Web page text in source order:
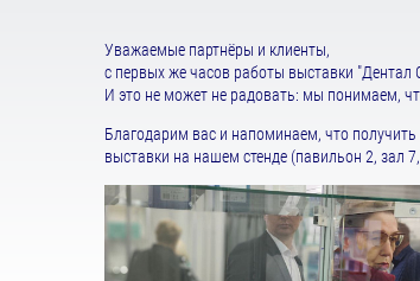
Уважаемые партнёры и клиенты,
с первых же часов работы выставки
И это не может не радовать: мы понимаем,
Благодарим вас и напоминаем, что
выставки на нашем стенде (павильон 2, зал 7,